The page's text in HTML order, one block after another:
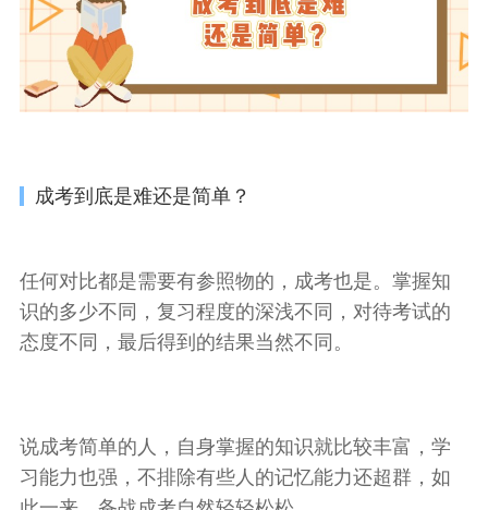
成考到底是难还是简单？
任何对比都是需要有参照物的，成考也是。掌握知
识的多少不同，复习程度的深浅不同，对待考试的
态度不同，最后得到的结果当然不同。
说成考简单的人，自身掌握的知识就比较丰富，学
习能力也强，不排除有些人的记忆能力还超群，如